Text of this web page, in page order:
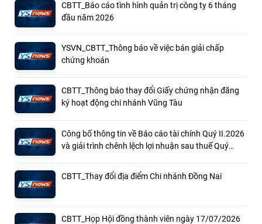
CBTT_Báo cáo tình hình quản trị công ty 6 tháng
đầu năm 2026
YSVN_CBTT_Thông báo về việc bán giải chấp
chứng khoán
CBTT_Thông báo thay đổi Giấy chứng nhận đăng
ký hoạt động chi nhánh Vũng Tàu
Công bố thông tin về Báo cáo tài chính Quý II.2026
và giải trình chênh lệch lợi nhuận sau thuế Quý
CBTT_Thay đổi địa điểm Chi nhánh Đồng Nai
CBTT_Họp Hội đồng thành viên ngày 17/07/2026